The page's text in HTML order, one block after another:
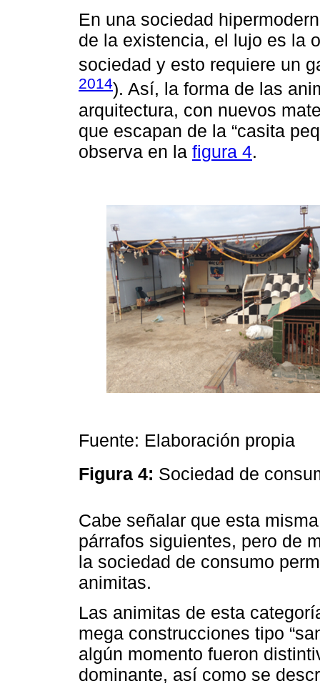
En una sociedad
de la existencia, el lujo es la
sociedad y esto requiere un
2014). Así, la forma de las
arquitectura, con nuevos
que escapan de la “casita
observa en la figura 4.
Fuente: Elaboración propia
Figura 4: Sociedad de
Cabe señalar que esta
párrafos siguientes, pero de
la sociedad de consumo
animitas.
Las animitas de esta
mega construcciones tipo
algún momento fueron
dominante, así como se